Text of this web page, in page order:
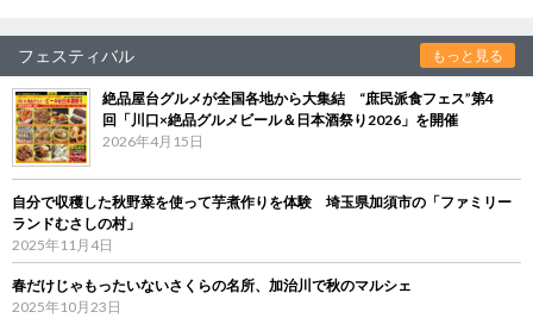
フェスティバル もっと見る
絶品屋台グルメが全国各地から大集結 “庶民派食フェス”第4
回「川口×絶品グルメビール＆日本酒祭り2026」を開催
2026年4月15日
自分で収穫した秋野菜を使って芋煮作りを体験 埼玉県加須市の「ファミリー
ランドむさしの村」
2025年11月4日
春だけじゃもったいないさくらの名所、加治川で秋のマルシェ
2025年10月23日